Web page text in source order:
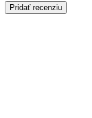
Pridať recenziu